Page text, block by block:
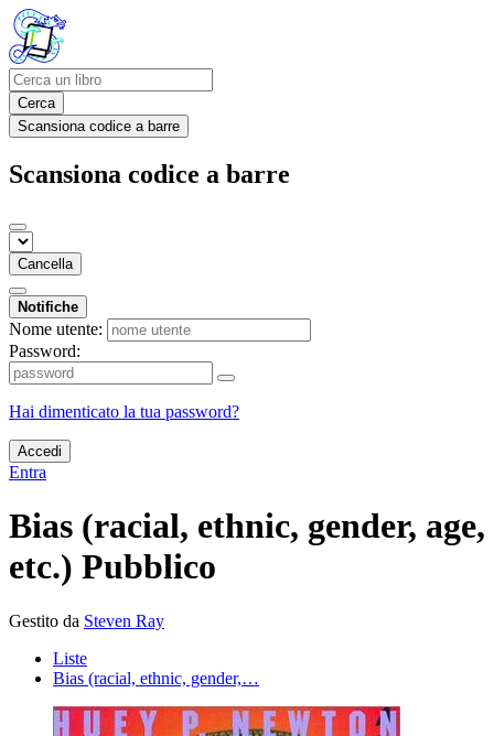
Cerca
Scansiona codice a barre
Scansiona codice a barre
Cancella
Notifiche
Nome utente:
Password:
Hai dimenticato la tua password?
Accedi
Entra
Bias (racial, ethnic, gender, age,
etc.) Pubblico
Gestito da Steven Ray
Liste
Bias (racial, ethnic, gender,…